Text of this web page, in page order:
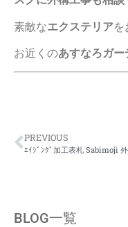
素敵なエクステリアを
お近くのあすなろガー
PREVIOUS
ｴｲｼﾞﾝｸﾞ加工表札 Sabimoji
BLOG一覧